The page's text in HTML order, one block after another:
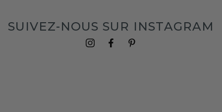
SUIVEZ-NOUS SUR INSTAGRAM